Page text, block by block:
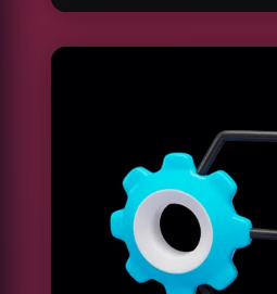
Además de smart
descentralizadas
identidades, y más,
potencial de tu negocio y
innovadoras a